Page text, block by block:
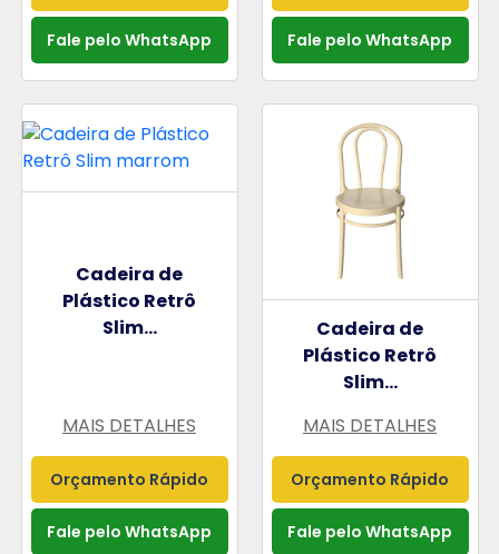
Fale pelo WhatsApp Fale pelo WhatsApp
Cadeira de
Plástico Retrô
Slim...
MAIS DETALHES
Orçamento Rápido
Fale pelo WhatsApp
Cadeira de
Plástico Retrô
Slim...
MAIS DETALHES
Orçamento Rápido
Fale pelo WhatsApp